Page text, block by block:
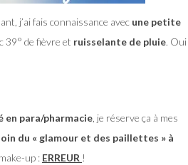
j’ai fais connaissance avec une petite
39° de fièvre et ruisselante de pluie. Oui
en para/pharmacie , je réserve ça à mes
du « glamour et des paillettes » à
up : ERREUR !